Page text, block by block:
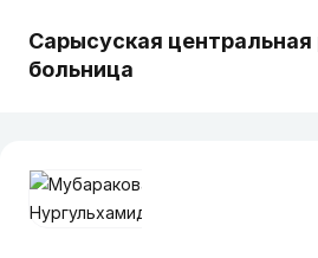
Сарысуская центральная
больница